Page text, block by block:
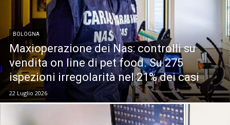
BOLOGNA
Maxioperazione dei Nas: controlli su
vendita on line di pet food. Su 275
ispezioni irregolarità nel 21% dei casi
22 Luglio 2026